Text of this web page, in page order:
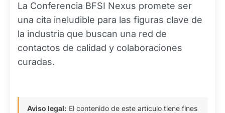
La Conferencia BFSI Nexus promete ser
una cita ineludible para las figuras clave de
la industria que buscan una red de
contactos de calidad y colaboraciones
curadas.
Aviso legal: El contenido de este artículo tiene fines